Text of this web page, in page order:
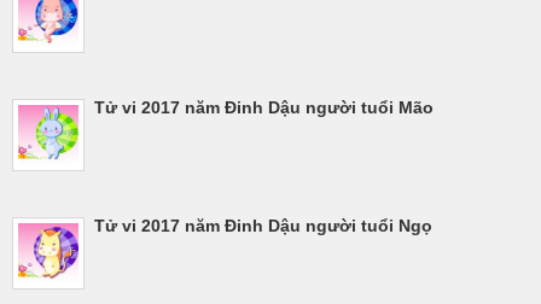
Tử vi 2017 năm Đinh Dậu người tuổi Mão
Tử vi 2017 năm Đinh Dậu người tuổi Ngọ